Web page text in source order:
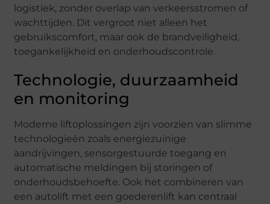
logistiek, zonder overlap van verkeersstromen of
wachttijden. Dit vergroot niet alleen het
gebruikscomfort, maar ook de brandveiligheid,
toegankelijkheid en onderhoudscontrole.
Technologie, duurzaamheid
en monitoring
Moderne liftoplossingen zijn voorzien van slimme
technologieën zoals energiezuinige
aandrijvingen, sensorgestuurde toegang en
automatische meldingen bij storingen of
onderhoudsbehoefte. Ook het combineren van
een autolift met een goederenlift kan centraal